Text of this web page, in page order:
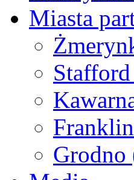
Miasta
Grodno